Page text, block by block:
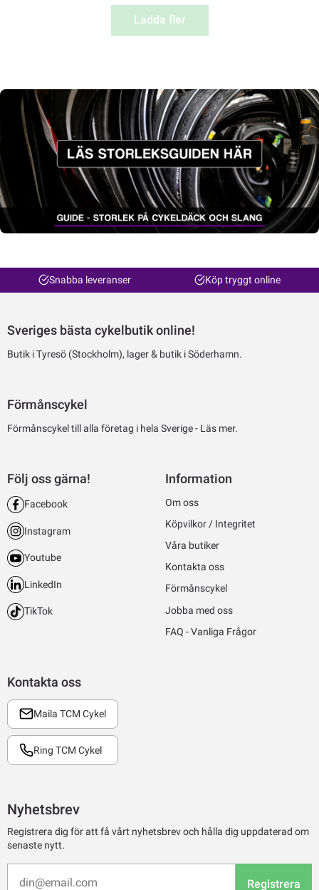
Ladda fler
Snabba leveranser Köp tryggt online
Sveriges bästa cykelbutik online!
Butik i Tyresö (Stockholm), lager & butik i Söderhamn.
Förmånscykel
Förmånscykel till alla företag i hela Sverige - Läs mer.
Kontakta oss
Maila TCM Cykel
Ring TCM Cykel
Följ oss gärna!
Facebook
Instagram
Youtube
LinkedIn
TikTok
Information
Om oss
Köpvilkor / Integritet
Våra butiker
Kontakta oss
Förmånscykel
Jobba med oss
FAQ - Vanliga Frågor
Nyhetsbrev
Registrera dig för att få vårt nyhetsbrev och hålla dig uppdaterad om
senaste nytt.
Registrera